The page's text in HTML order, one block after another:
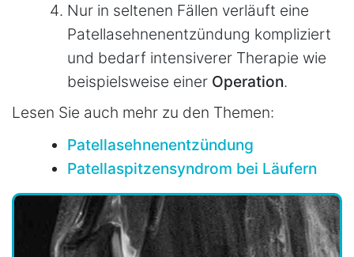
Nur in seltenen Fällen verläuft eine
Patellasehnenentzündung kompliziert
und bedarf intensiverer Therapie wie
beispielsweise einer Operation.
Lesen Sie auch mehr zu den Themen:
Patellasehnenentzündung
Patellaspitzensyndrom bei Läufern